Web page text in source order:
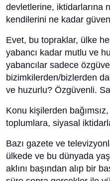
devletlerine, iktidarlarına
kendilerini ne kadar
Evet, bu topraklar, ülke
yabancı kadar mutlu ve
yabancılar sadece
bizimkilerden/bizlerden
ve huzurlu? Özgüvenli.
Konu kişilerden
toplumlara, siyasal
Bazı gazete ve
ülkede ve bu dünyada
aklını başından alıp bir